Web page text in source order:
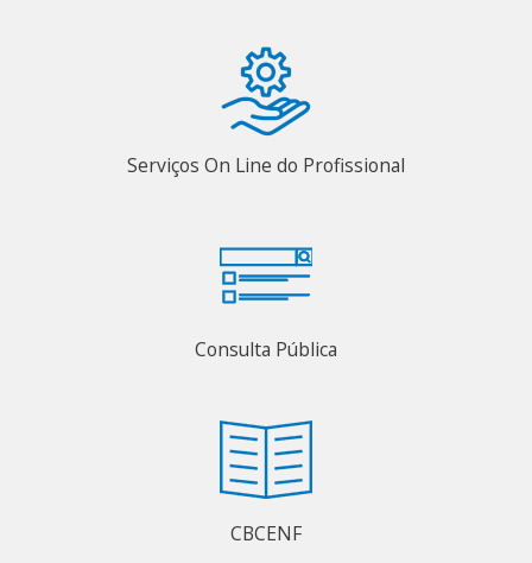
Serviços On Line do Profissional
Consulta Pública
CBCENF